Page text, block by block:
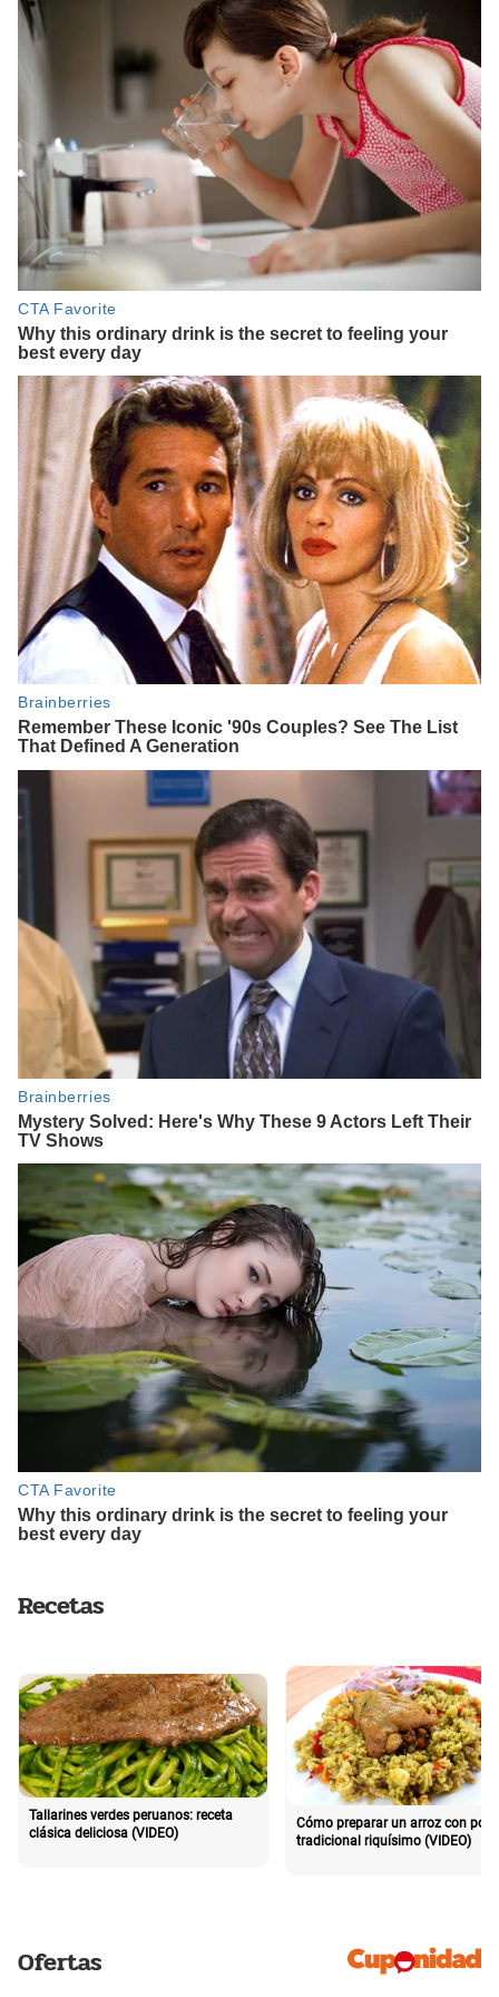
Recetas
Tallarines verdes peruanos: receta
clásica deliciosa (VIDEO)
Cómo preparar un arroz con pollo
tradicional riquísimo (VIDEO)
Ofertas